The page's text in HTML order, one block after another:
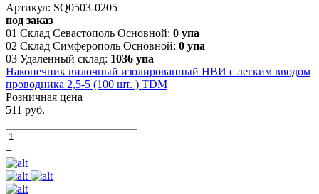
Артикул: SQ0503-0205
под заказ
01 Склад Севастополь Основной: 0 упа
02 Склад Симферополь Основной: 0 упа
03 Удаленный склад: 1036 упа
Наконечник вилочный изолированный НВИ с легким вводом
проводника 2,5-5 (100 шт. ) TDM
Розничная цена
511 руб.
–
+